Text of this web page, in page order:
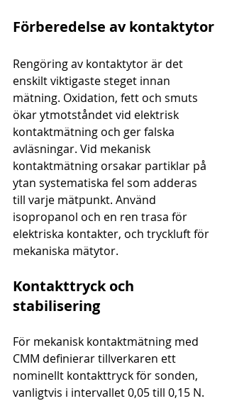
Förberedelse av kontaktytor
Rengöring av kontaktytor är det
enskilt viktigaste steget innan
mätning. Oxidation, fett och smuts
ökar ytmotståndet vid elektrisk
kontaktmätning och ger falska
avläsningar. Vid mekanisk
kontaktmätning orsakar partiklar på
ytan systematiska fel som adderas
till varje mätpunkt. Använd
isopropanol och en ren trasa för
elektriska kontakter, och tryckluft för
mekaniska mätytor.
Kontakttryck och
stabilisering
För mekanisk kontaktmätning med
CMM definierar tillverkaren ett
nominellt kontakttryck för sonden,
vanligtvis i intervallet 0,05 till 0,15 N.